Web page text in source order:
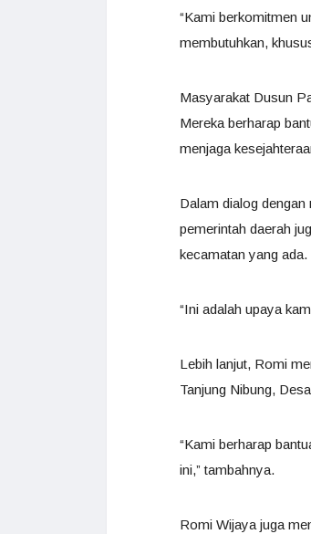
“Kami berkomitmen
membutuhkan,
Masyarakat Dusun
Mereka berharap
menjaga
Dalam dialog
pemerintah daerah
kecamatan yang ada.
“Ini adalah upaya
Lebih lanjut, Romi
Tanjung Nibung,
“Kami berharap
ini,” tambahnya.
Romi Wijaya juga